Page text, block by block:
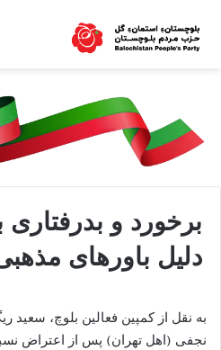
برخورد و بدرفتاری
دلیل باورهای
به نقل از کمپین فعالین بلوچ،
نجفی (اهل تهران) پس از اعتراض